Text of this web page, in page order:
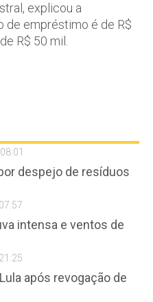
explicou a
de empréstimo é de R$
R$ 50 mil.
despejo de resíduos
intensa e ventos de
após revogação de